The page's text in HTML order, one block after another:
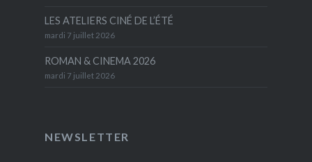
LES ATELIERS CINÉ DE L’ÉTÉ
mardi 7 juillet 2026
ROMAN & CINEMA 2026
mardi 7 juillet 2026
NEWSLETTER